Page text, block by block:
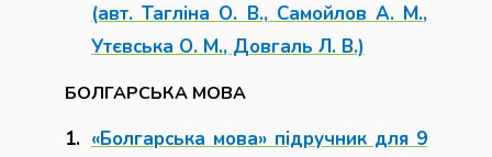
(авт. Тагліна О. В., Самойлов А. М.,
Утєвська О. М., Довгаль Л. В.)
БОЛГАРСЬКА МОВА
«Болгарська мова» підручник для 9